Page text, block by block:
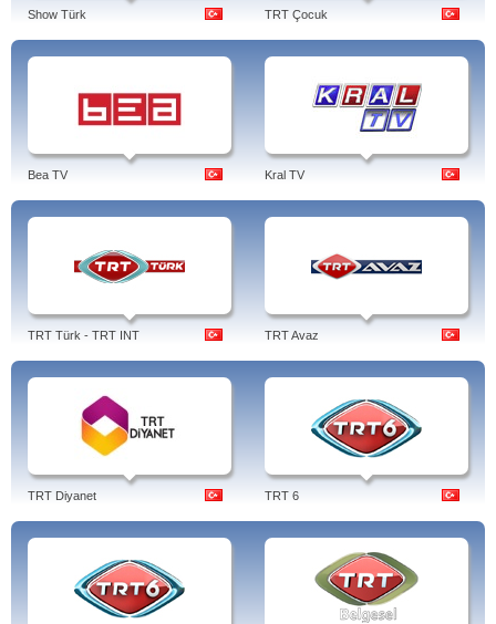
Show Türk TRT Çocuk
Bea TV Kral TV
TRT Türk - TRT INT TRT Avaz
TRT Diyanet TRT 6